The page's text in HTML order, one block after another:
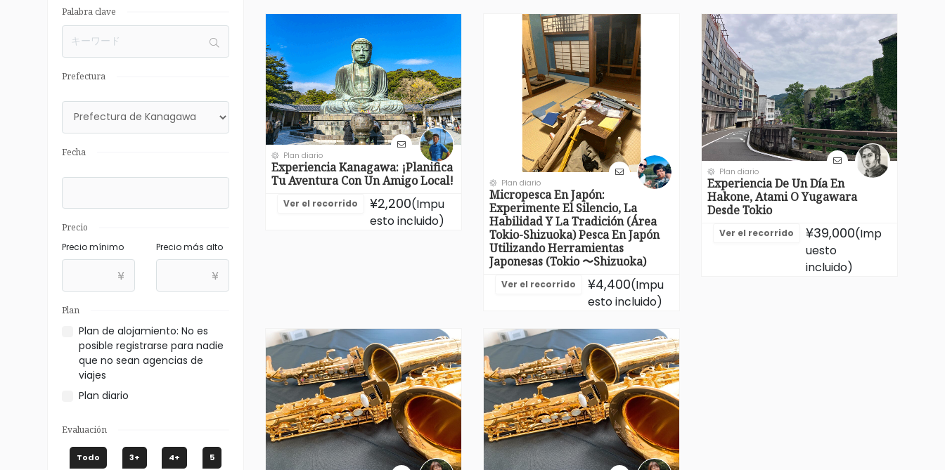
Palabra clave
Prefectura
Fecha
Precio
Precio mínimo
¥
Precio más alto
¥
Plan
Plan de alojamiento: No es
posible registrarse para nadie
que no sean agencias de
viajes
Plan diario
Evaluación
Todo 3+ 4+ 5
Plan diario
Experiencia Kanagawa: ¡Planifica
Tu Aventura Con Un Amigo Local!
Ver el recorrido ¥2,200(Impu
esto incluido)
Plan diario
Micropesca En Japón:
Experimente El Silencio, La
Habilidad Y La Tradición (área
Tokio-Shizuoka) Pesca En Japón
Utilizando Herramientas
Japonesas (Tokio 〜Shizuoka)
Ver el recorrido ¥4,400(Impu
esto incluido)
Plan diario
Experiencia De Un Día En
Hakone, Atami O Yugawara
Desde Tokio
Ver el recorrido ¥39,000(Imp
uesto
incluido)